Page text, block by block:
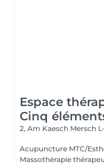
Espace
Cinq
2, Am Kaesch Mersch
Acupuncture MTC/
Massothérapie